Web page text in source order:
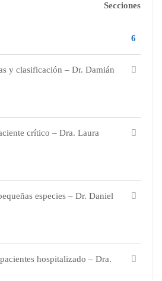
Secciones
6
y clasificación – Dr. Damián
crítico – Dra. Laura
especies – Dr. Daniel
hospitalizado – Dra.